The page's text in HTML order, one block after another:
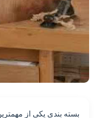
بسته بندی یکی از